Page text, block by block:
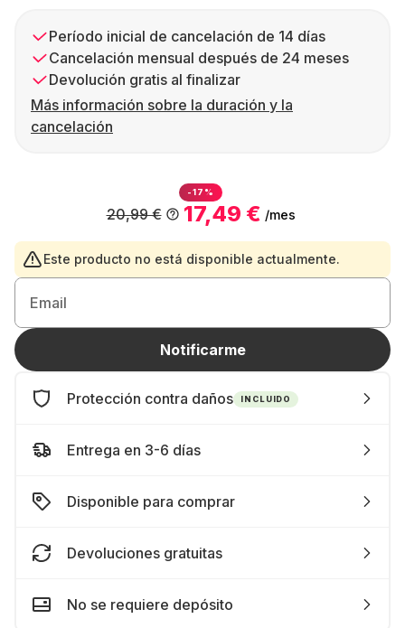
Período inicial de cancelación de 14 días
Cancelación mensual después de 24 meses
Devolución gratis al finalizar
Más información sobre la duración y la
cancelación
-17%
17,49 € /mes
20,99 €
Este producto no está disponible actualmente.
Email
Notificarme
Protección contra daños INCLUIDO
Entrega en 3-6 días
Disponible para comprar
Devoluciones gratuitas
No se requiere depósito